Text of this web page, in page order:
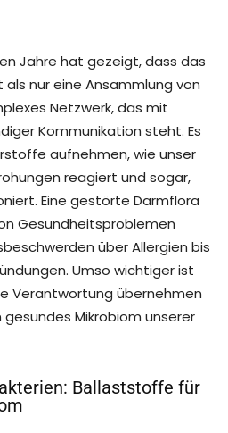
Jahre hat gezeigt, dass das
nur eine Ansammlung von
Netzwerk, das mit
Kommunikation steht. Es
aufnehmen, wie unser
reagiert und sogar,
Eine gestörte Darmflora
Gesundheitsproblemen
über Allergien bis
Umso wichtiger ist
Verantwortung übernehmen
Mikrobiom unserer
Ballaststoffe für